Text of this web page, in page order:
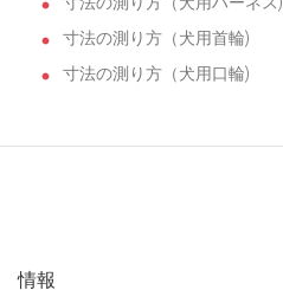
寸法の測り方（犬用首輪)
寸法の測り方（犬用口輪)
情報